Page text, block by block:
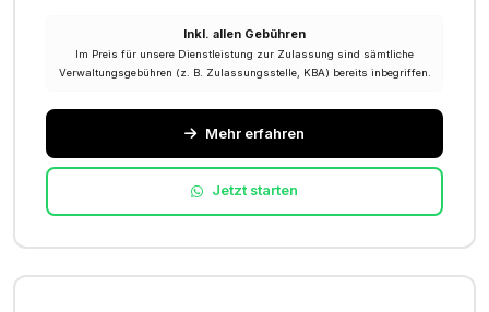
Inkl. allen Gebühren
Im Preis für unsere Dienstleistung zur Zulassung sind sämtliche
Verwaltungsgebühren (z. B. Zulassungsstelle, KBA) bereits inbegriffen.
Mehr erfahren
Jetzt starten